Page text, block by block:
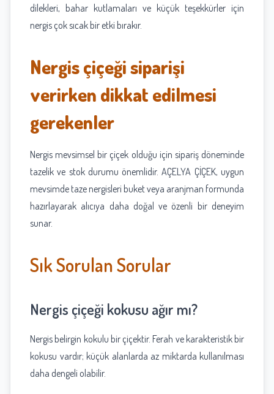
dilekleri, bahar kutlamaları ve küçük teşekkürler için
nergis çok sıcak bir etki bırakır.
Nergis çiçeği siparişi
verirken dikkat edilmesi
gerekenler
Nergis mevsimsel bir çiçek olduğu için sipariş döneminde
tazelik ve stok durumu önemlidir. AÇELYA ÇİÇEK, uygun
mevsimde taze nergisleri buket veya aranjman formunda
hazırlayarak alıcıya daha doğal ve özenli bir deneyim
sunar.
Sık Sorulan Sorular
Nergis çiçeği kokusu ağır mı?
Nergis belirgin kokulu bir çiçektir. Ferah ve karakteristik bir
kokusu vardır; küçük alanlarda az miktarda kullanılması
daha dengeli olabilir.